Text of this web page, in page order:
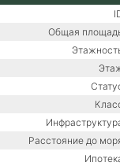
Общая
Расстояние до